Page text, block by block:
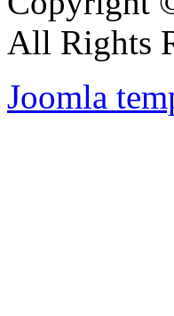
All Rights
Joomla